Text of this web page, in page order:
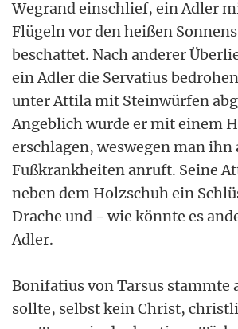
Wegrand einschlief, ein Adler
Flügeln vor den heißen
beschattet. Nach anderer
ein Adler die Servatius
unter Attila mit Steinwürfen
Angeblich wurde er mit einem
erschlagen, weswegen man ihn
Fußkrankheiten anruft. Seine
neben dem Holzschuh ein
Drache und - wie könnte es
Adler.
Bonifatius von Tarsus stammte
sollte, selbst kein Christ,